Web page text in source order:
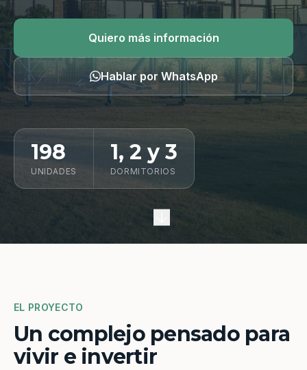
Quiero más información
Hablar por WhatsApp
198
UNIDADES
1, 2 y 3
DORMITORIOS
EL PROYECTO
Un complejo pensado para
vivir e invertir